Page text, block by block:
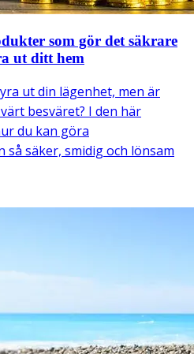
som gör det säkrare
ut ditt hem
ut din lägenhet, men är
besväret? I den här
du kan göra
säker, smidig och lönsam